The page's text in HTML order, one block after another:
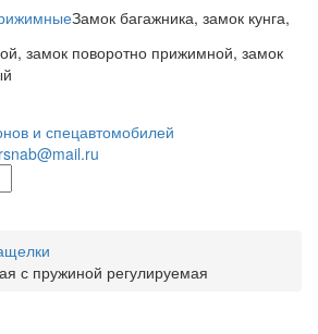
Замок багажника, замок кунга,
замок поворотно прижимной, замок
с пружиной регулируемая